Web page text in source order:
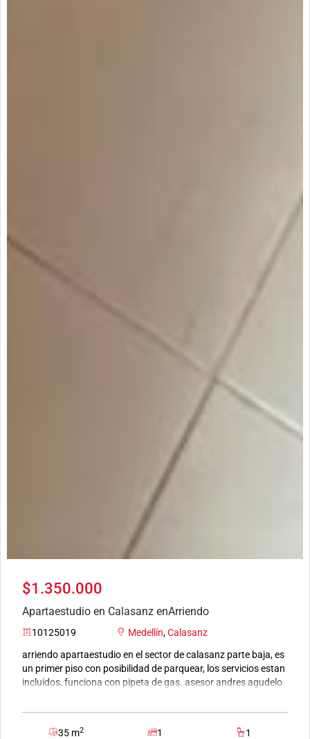
$1.350.000
Apartaestudio en Calasanz enArriendo
10125019 Medellín,Calasanz
arriendo apartaestudio en el sector de calasanz parte baja, es
un primer piso con posibilidad de parquear, los servicios estan
incluidos, funciona con pipeta de gas. asesor andres agudelo
35 m2 1 1